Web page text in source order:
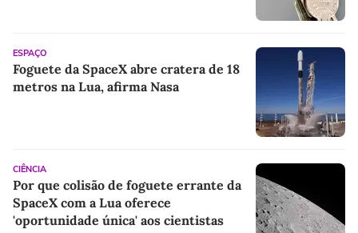
ESPAÇO
Foguete da SpaceX abre cratera de 18
metros na Lua, afirma Nasa
CIÊNCIA
Por que colisão de foguete errante da
SpaceX com a Lua oferece
'oportunidade única' aos cientistas